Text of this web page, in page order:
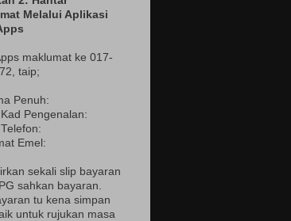
Melalui Aplikasi
maklumat ke 017-
, taip;
Penuh:
Pengenalan:
Emel:
kan sekali slip bayaran
sahkan bayaran.
tu kena simpan
untuk rujukan masa